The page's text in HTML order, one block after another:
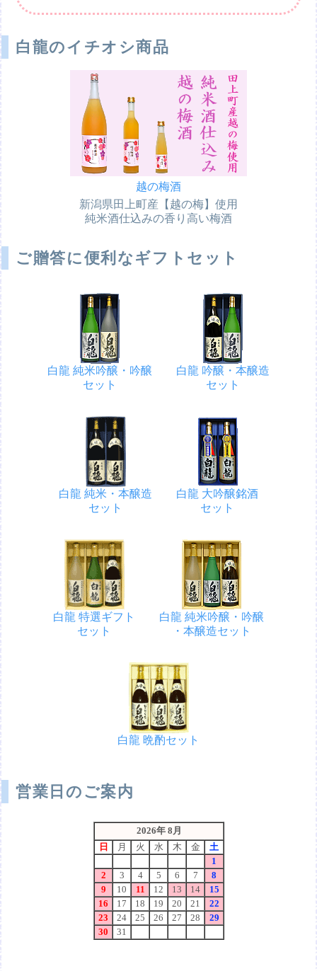
白龍のイチオシ商品
越の梅酒
新潟県田上町産【越の梅】使用
純米酒仕込みの香り高い梅酒
ご贈答に便利なギフトセット
白龍 純米吟醸・吟醸
セット
白龍 吟醸・本醸造
セット
白龍 純米・本醸造
セット
白龍 大吟醸銘酒
セット
白龍 特選ギフト
セット
白龍 純米吟醸・吟醸
・本醸造セット
白龍 晩酌セット
営業日のご案内